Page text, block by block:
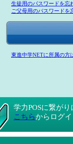
生徒用のパスワードを忘
ご父母用のパスワードを
東進中学NETに所属の方
学力POSに繋が
こちらからログ